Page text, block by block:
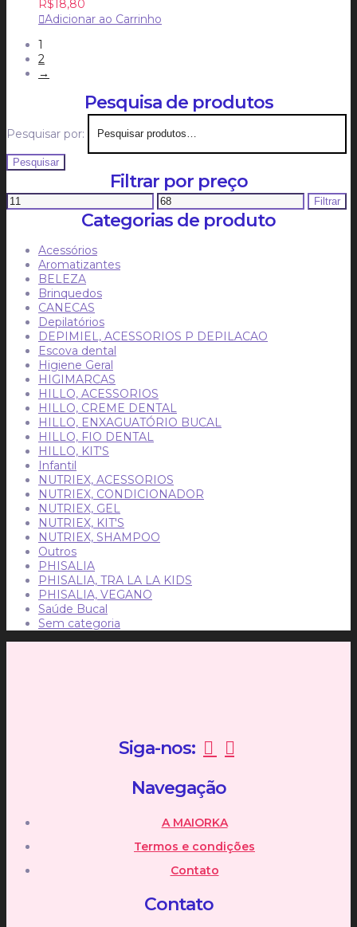
R$18,80
Adicionar ao Carrinho
1
2
→
Pesquisa de produtos
Pesquisar por:
Pesquisar
Filtrar por preço
Filtrar
Categorias de produto
Acessórios
Aromatizantes
BELEZA
Brinquedos
CANECAS
Depilatórios
DEPIMIEL, ACESSORIOS P DEPILACAO
Escova dental
Higiene Geral
HIGIMARCAS
HILLO, ACESSORIOS
HILLO, CREME DENTAL
HILLO, ENXAGUATÓRIO BUCAL
HILLO, FIO DENTAL
HILLO, KIT'S
Infantil
NUTRIEX, ACESSORIOS
NUTRIEX, CONDICIONADOR
NUTRIEX, GEL
NUTRIEX, KIT'S
NUTRIEX, SHAMPOO
Outros
PHISALIA
PHISALIA, TRA LA LA KIDS
PHISALIA, VEGANO
Saúde Bucal
Sem categoria
Siga-nos:
Navegação
A MAIORKA
Termos e condições
Contato
Contato